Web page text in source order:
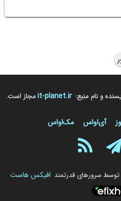
و نام منبع: it-planet.irمجاز است.
آی‌او‌اس مک‌او‌اس
توسط سرورهای قدرتمند افیکس هاست